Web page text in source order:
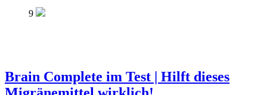
9
Brain Complete im Test | Hilft dieses